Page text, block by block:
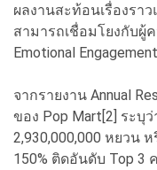
ผลงานสะท้อนเรื่องรา
สามารถเชื่อมโยงกับ
Emotional
จากรายงาน Annual
ของ Pop Mart[2] ระบุว่
2,930,000,000 หยวน
150% ติดอันดับ Top 3